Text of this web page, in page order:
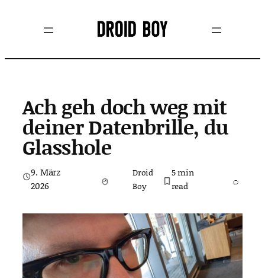
Ach geh doch weg mit
deiner Datenbrille, du
Glasshole
9. März
2026
Droid
Boy
5min
read